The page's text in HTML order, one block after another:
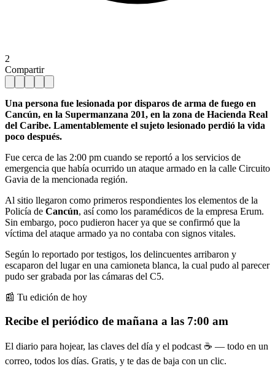
2
Compartir
Una persona fue lesionada por disparos de arma de fuego en
Cancún, en la Supermanzana 201, en la zona de Hacienda Real
del Caribe. Lamentablemente el sujeto lesionado perdió la vida
poco después.
Fue cerca de las 2:00 pm cuando se reportó a los servicios de
emergencia que había ocurrido un ataque armado en la calle Circuito
Gavia de la mencionada región.
Al sitio llegaron como primeros respondientes los elementos de la
Policía de Cancún, así como los paramédicos de la empresa Erum.
Sin embargo, poco pudieron hacer ya que se confirmó que la
víctima del ataque armado ya no contaba con signos vitales.
Según lo reportado por testigos, los delincuentes arribaron y
escaparon del lugar en una camioneta blanca, la cual pudo al parecer
pudo ser grabada por las cámaras del C5.
📰 Tu edición de hoy
Recibe el periódico de mañana a las 7:00 am
El diario para hojear, las claves del día y el podcast ☕ — todo en un
correo, todos los días. Gratis, y te das de baja con un clic.